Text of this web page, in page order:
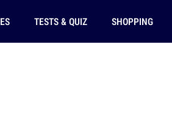
TESTS & QUIZ SHOPPING